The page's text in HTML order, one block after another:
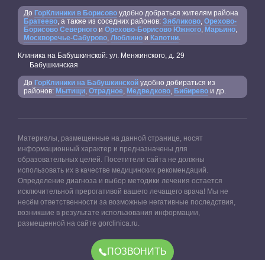
До ГорКлиники в Борисово удобно добраться жителям района
Братеево, а также из соседних районов: Зябликово, Орехово-
Борисово Северного и Орехово-Борисово Южного, Марьино,
Москворечье-Сабурово, Люблино и Капотни.
Клиника на Бабушкинской: ул. Менжинского, д. 29
Бабушкинская
До ГорКлиники на Бабушкинской удобно добираться из
районов: Мытищи, Отрадное, Медведково, Бибирево и др.
Материалы, размещенные на данной странице, носят
информационный характер и предназначены для
образовательных целей. Посетители сайта не должны
использовать их в качестве медицинских рекомендаций.
Определение диагноза и выбор методики лечения остается
исключительной прерогативой вашего лечащего врача! Мы не
несём ответственности за возможные негативные последствия,
возникшие в результате использования информации,
размещенной на сайте gorclinica.ru.
ПОЗВОНИТЬ